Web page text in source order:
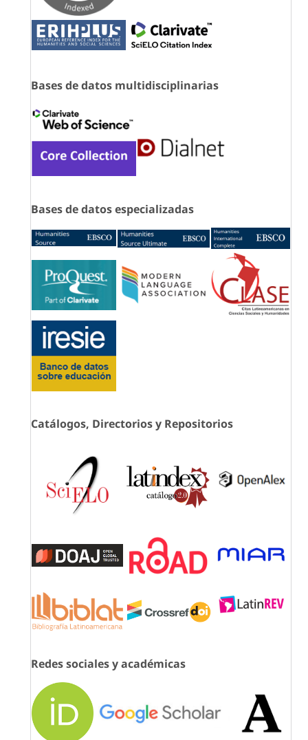
Bases de datos multidisciplinarias
Bases de datos especializadas
Catálogos, Directorios y Repositorios
Redes sociales y académicas